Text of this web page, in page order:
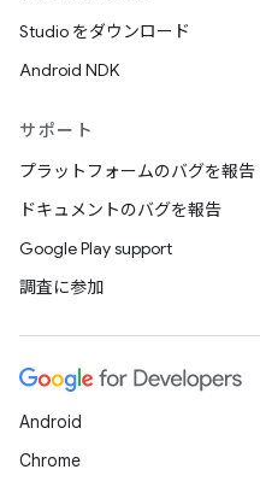
Studio をダウンロード
Android NDK
サポート
プラットフォームのバグを報告
ドキュメントのバグを報告
Google Play support
調査に参加
Android
Chrome